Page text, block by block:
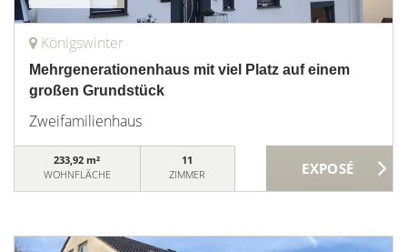
Königswinter
Mehrgenerationenhaus mit viel Platz auf einem
großen Grundstück
Zweifamilienhaus
233,92 m²
WOHNFLÄCHE
11
ZIMMER